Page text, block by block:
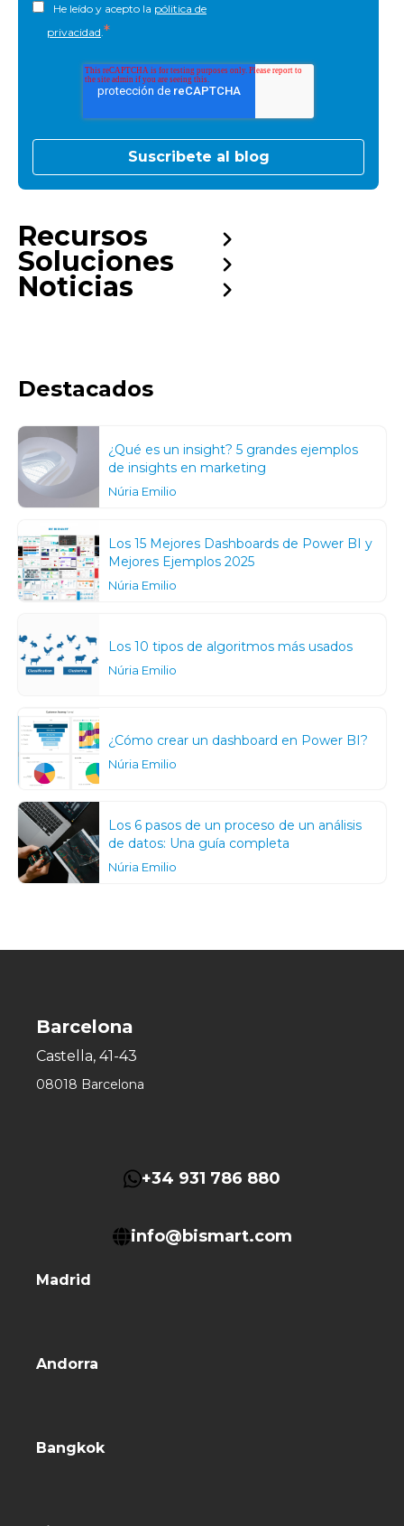
He leído y acepto la pólitica de
privacidad *
Recursos
Soluciones
Noticias
Destacados
¿Qué es un insight? 5 grandes ejemplos
de insights en marketing
Núria Emilio
Los 15 Mejores Dashboards de Power BI y
Mejores Ejemplos 2025
Núria Emilio
Los 10 tipos de algoritmos más usados
Núria Emilio
¿Cómo crear un dashboard en Power BI?
Núria Emilio
Los 6 pasos de un proceso de un análisis
de datos: Una guía completa
Núria Emilio
Barcelona
Castella, 41-43
08018 Barcelona
+34 931 786 880
info@bismart.com
Madrid
Andorra
Bangkok